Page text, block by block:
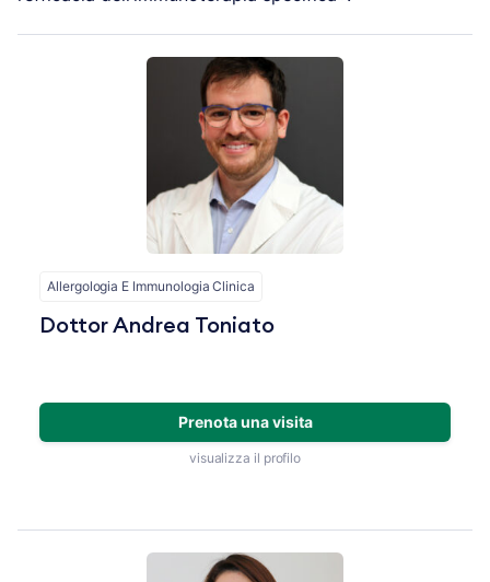
Allergologia E Immunologia Clinica
Dottor Andrea Toniato
Prenota una visita
visualizza il profilo